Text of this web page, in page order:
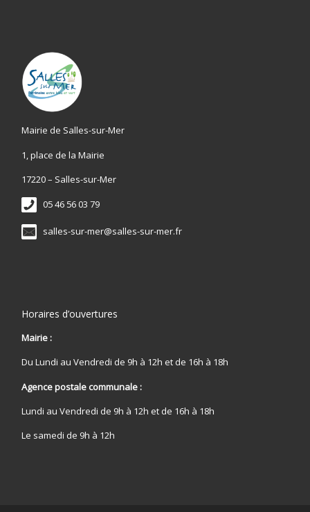
Mairie de Salles-sur-Mer
1, place de la Mairie
17220 – Salles-sur-Mer
05 46 56 03 79
salles-sur-mer@salles-sur-mer.fr
Horaires d’ouvertures
Mairie :
Du Lundi au Vendredi de 9h à 12h et de 16h à 18h
Agence postale communale :
Lundi au Vendredi de 9h à 12h et de 16h à 18h
Le samedi de 9h à 12h